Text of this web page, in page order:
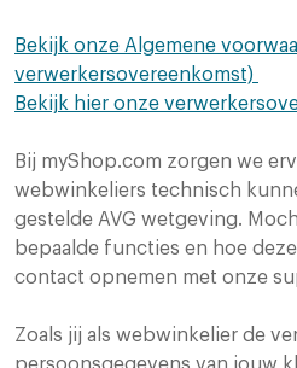
Bekijk onze Algemene
verwerkersovereenkomst)
Bekijk hier onze
Bij myShop.com zorgen we
webwinkeliers technisch
gestelde AVG wetgeving.
bepaalde functies en hoe
contact opnemen met onze
Zoals jij als webwinkelier de